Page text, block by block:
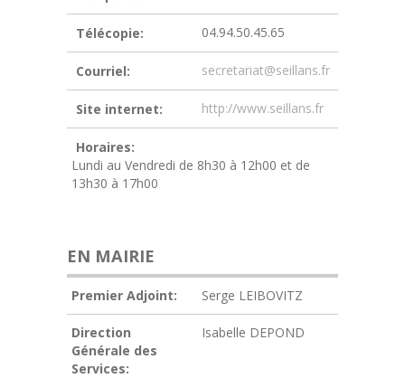
Télécopie: 04.94.50.45.65
Courriel: secretariat@seillans.fr
Site internet: http://www.seillans.fr
Horaires:
Lundi au Vendredi de 8h30 à 12h00 et de
13h30 à 17h00
EN MAIRIE
Premier Adjoint: Serge LEIBOVITZ
Direction
Générale des
Services:
Isabelle DEPOND